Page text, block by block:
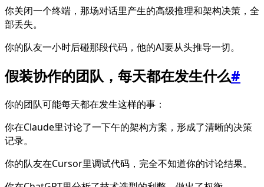
你关闭一个终端，那场对话里产生的高级推理和架构决策，全
部丢失。
你的队友一小时后碰那段代码，他的AI要从头推导一切。
假装协作的团队，每天都在发生什么#
你的团队可能每天都在发生这样的事：
你在Claude里讨论了一下午的架构方案，形成了清晰的决策
记录。
你的队友在Cursor里调试代码，完全不知道你的讨论结果。